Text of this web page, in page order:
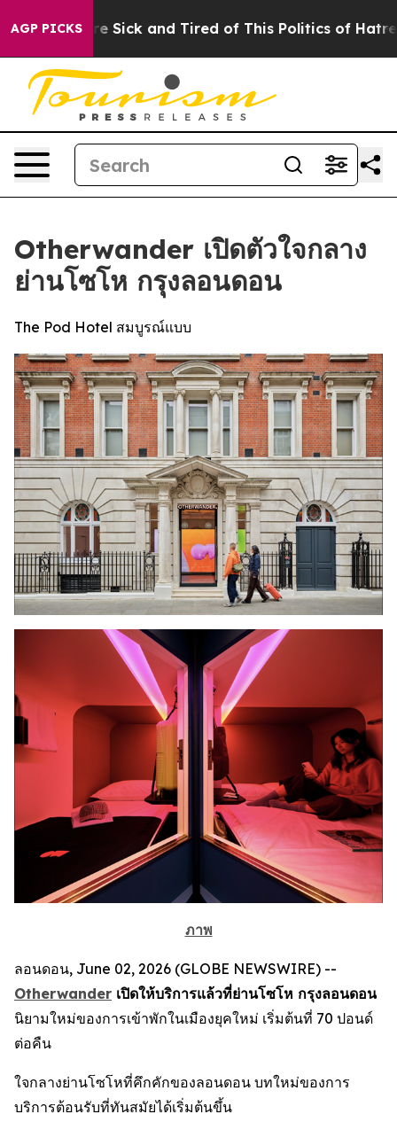
AGP PICKS
Are Sick and Tired of This Politics of Hatred” The
Otherwander เปิดตัวใจกลาง
ย่านโซโห กรุงลอนดอน
The Pod Hotel สมบูรณ์แบบ
ภาพ
ลอนดอน, June 02, 2026 (GLOBE NEWSWIRE) --
Otherwander เปิดให้บริการแล้วที่ย่านโซโห กรุงลอนดอน
นิยามใหม่ของการเข้าพักในเมืองยุคใหม่ เริ่มต้นที่ 70 ปอนด์
ต่อคืน
ใจกลางย่านโซโหที่คึกคักของลอนดอน บทใหม่ของการ
บริการต้อนรับที่ทันสมัยได้เริ่มต้นขึ้น